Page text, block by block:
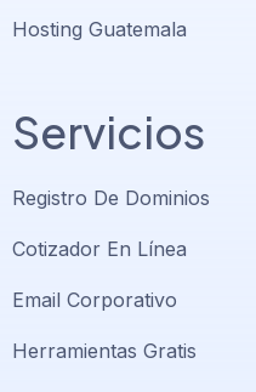
Hosting Guatemala
Servicios
Registro De Dominios
Cotizador En Línea
Email Corporativo
Herramientas Gratis